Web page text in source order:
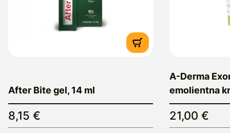
After Bite gel, 14 ml
8,15 €
A-Derma
emolientna
21,00 €